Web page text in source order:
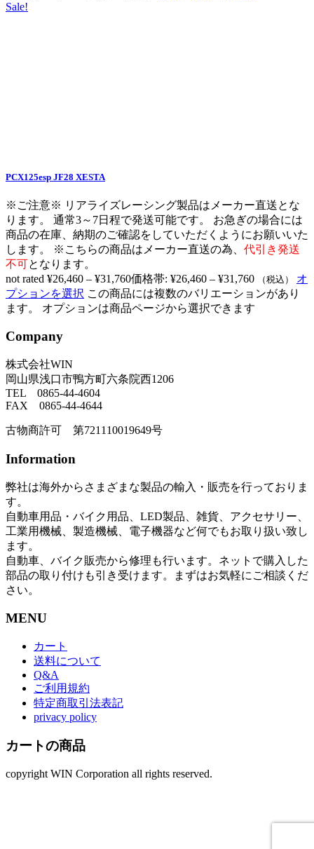
Sale!
PCX125esp JF28 XESTA
※ご注意※ リアライズレーシング製品はメーカー直送とな
ります。 通常3～7日程で発送可能です。 お急ぎの場合には
商品の在庫、納期のご確認をしていただくようにお願いいた
します。 ※こちらの商品はメーカー直送の為、 代引き発送
不可となります。
not rated ¥26,460 – ¥31,760価格帯: ¥26,460 – ¥31,760 （税込）
オ
プションを選択 この商品には複数のバリエーションがあり
ます。 オプションは商品ページから選択できます
Company
株式会社WIN
岡山県浅口市鴨方町六条院西1206
TEL 0865-44-4604
FAX 0865-44-4644
古物商許可 第721110019649号
Information
弊社は海外からさまざまな製品の輸入・販売を行っておりま
す。
自動車用品・バイク用品、LED製品、雑貨、アクセサリー、
工業用機械、製造機械、電子機器など何でもお取り扱い致し
ます。
自動車、バイク販売から修理も行います。ネットで購入した
部品の取り付けも引き受けます。まずはお気軽にご相談くだ
さい。
MENU
カート
送料について
Q&A
ご利用規約
特定商取引法表記
privacy policy
カートの商品
copyright WIN Corporation all rights reserved.